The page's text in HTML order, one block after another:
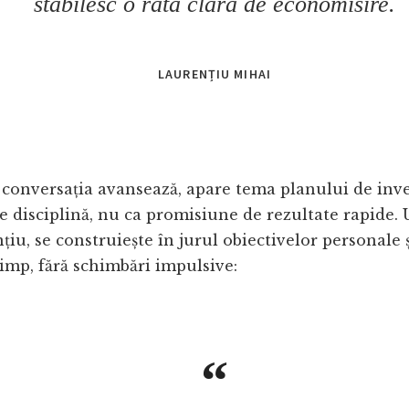
LAURENȚIU MIHAI
conversația avansează, apare tema planului de
disciplină, nu ca promisiune de rezultate rapide.
se construiește în jurul obiectivelor personale
fără schimbări impulsive: